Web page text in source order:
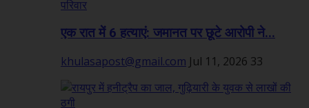
एक रात में 6 हत्याएं: जमानत पर छूटे आरोपी ने...
khulasapost@gmail.com Jul 11, 2026 33